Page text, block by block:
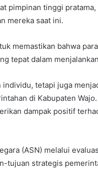
pimpinan tinggi
mereka saat ini.
memastikan bahwa
tepat dalam
tetapi juga
di Kabupaten
dampak positif
(ASN) melalui
tujuan strategis